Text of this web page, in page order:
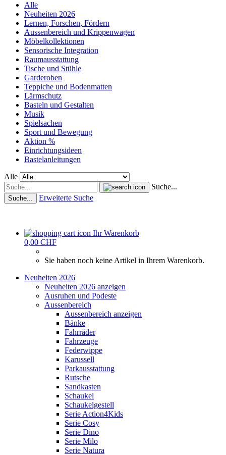
Alle
Neuheiten 2026
Lernen, Forschen, Fördern
Aussenbereich und Krippenwagen
Möbelkollektionen
Sensorische Integration
Raumausstattung
Tische und Stühle
Garderoben
Teppiche und Bodenmatten
Lärmschutz
Basteln und Gestalten
Musik
Spielsachen
Sport und Bewegung
Aktion %
Einrichtungsideen
Bastelanleitungen
Alle
Suche...
Suche... Erweiterte Suche
Ihr Warenkorb
0,00 CHF
Sie haben noch keine Artikel in Ihrem Warenkorb.
Neuheiten 2026
Neuheiten 2026 anzeigen
Ausruhen und Podeste
Aussenbereich
Aussenbereich anzeigen
Bänke
Fahrräder
Fahrzeuge
Federwippe
Karussell
Parkausstattung
Rutsche
Sandkasten
Schaukel
Schaukelgestell
Serie Action4Kids
Serie Cosy
Serie Dino
Serie Milo
Serie Natura